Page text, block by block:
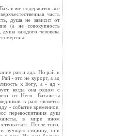
содержатся все
часть
душа не зависит от
(а не совокупность
душа каждого человека
рая и ада. Но рай и
- это не курорт, а ад
к Богу, а - ад -
когда она рядом с
от Него. Бахаисты
в раю является
- событие временное.
перевоспитания душ
в мире ином
После того,
в лучшую сторону, они